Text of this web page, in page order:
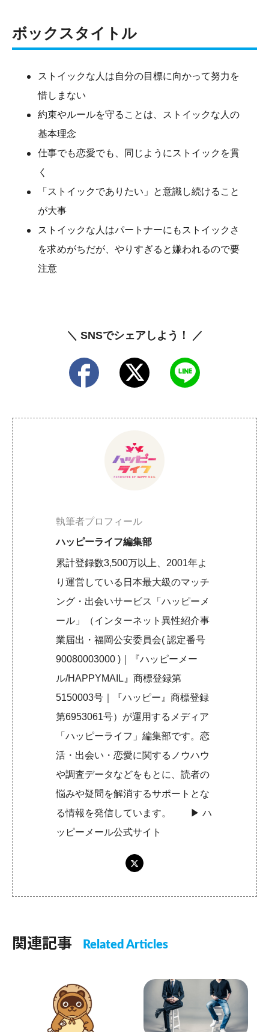
ボックスタイトル
ストイックな人は自分の目標に向かって努力を
惜しまない
約束やルールを守ることは、ストイックな人の
基本理念
仕事でも恋愛でも、同じようにストイックを貫
く
「ストイックでありたい」と意識し続けること
が大事
ストイックな人はパートナーにもストイックさ
を求めがちだが、やりすぎると嫌われるので要
注意
＼ SNSでシェアしよう！ ／
執筆者プロフィール
ハッピーライフ編集部
累計登録数3,500万以上、2001年よ
り運営している日本最大級のマッチ
ング・出会いサービス「ハッピーメ
ール」（インターネット異性紹介事
業届出・福岡公安委員会( 認定番号
90080003000 )｜『ハッピーメー
ル/HAPPYMAIL』商標登録第
5150003号｜『ハッピー』商標登録
第6953061号）が運用するメディア
「ハッピーライフ」編集部です。恋
活・出会い・恋愛に関するノウハウ
や調査データなどをもとに、読者の
悩みや疑問を解消するサポートとな
る情報を発信しています。 ▶︎ハ
ッピーメール公式サイト
関連記事 Related Articles